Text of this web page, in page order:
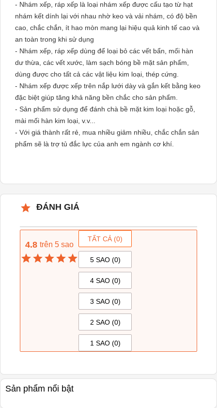
- Nhám xếp, ráp xếp là loại nhám xếp được cấu tạo từ hạt
nhám kết dính lại với nhau nhờ keo và vải nhám, có độ bền
cao, chắc chắn, ít hao mòn mang lại hiệu quả kinh tế cao và
an toàn trong khi sử dụng
- Nhám xếp, ráp xếp dùng để loại bỏ các vết bẩn, mối hàn
dư thừa, các vết xước, làm sạch bóng bề mặt sản phẩm,
dùng được cho tất cả các vật liệu kim loại, thép cứng.
- Nhám xếp được xếp trên nắp lưới dày và gắn kết bằng keo
đặc biệt giúp tăng khả năng bền chắc cho sản phẩm.
- Sản phẩm sử dụng để đánh chà bề mặt kim loại hoặc gỗ,
mài mối hàn kim loại, v.v...
- Với giá thành rất rẻ, mua nhiều giảm nhiều, chắc chắn sản
phẩm sẽ là trợ tủ đắc lực của anh em ngành cơ khí.
ĐÁNH GIÁ
4.8 trên 5 sao
TẤT CẢ (0)
5 SAO (0)
4 SAO (0)
3 SAO (0)
2 SAO (0)
1 SAO (0)
Sản phẩm nổi bật